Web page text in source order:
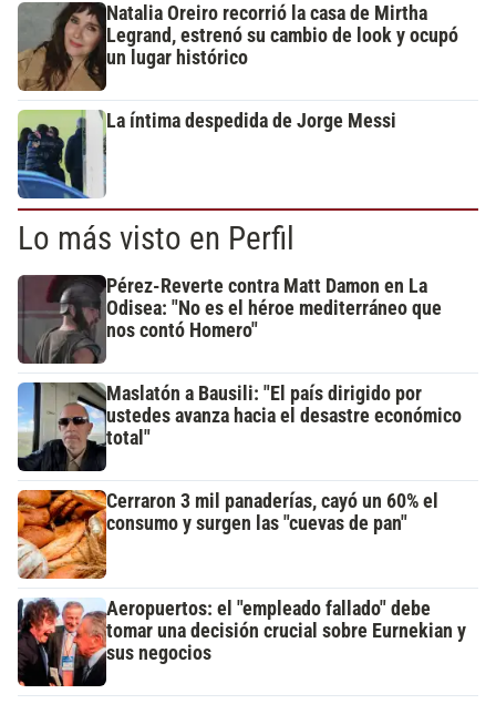
Natalia Oreiro recorrió la casa de Mirtha
Legrand, estrenó su cambio de look y ocupó
un lugar histórico
La íntima despedida de Jorge Messi
Lo más visto en Perfil
Pérez-Reverte contra Matt Damon en La
Odisea: "No es el héroe mediterráneo que
nos contó Homero"
Maslatón a Bausili: "El país dirigido por
ustedes avanza hacia el desastre económico
total"
Cerraron 3 mil panaderías, cayó un 60% el
consumo y surgen las "cuevas de pan"
Aeropuertos: el "empleado fallado" debe
tomar una decisión crucial sobre Eurnekian y
sus negocios